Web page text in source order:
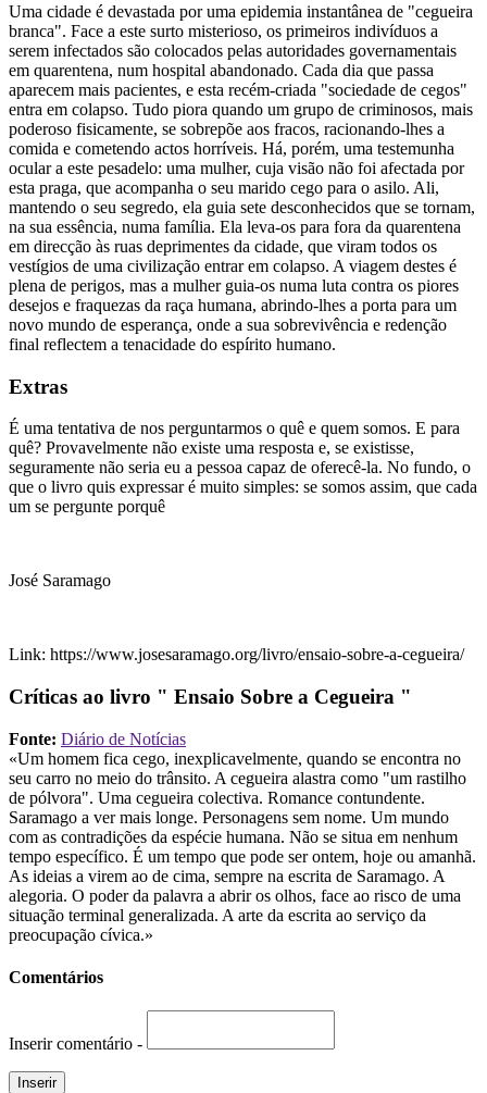
Uma cidade é devastada por uma epidemia instantânea de "cegueira
branca". Face a este surto misterioso, os primeiros indivíduos a
serem infectados são colocados pelas autoridades governamentais
em quarentena, num hospital abandonado. Cada dia que passa
aparecem mais pacientes, e esta recém-criada "sociedade de cegos"
entra em colapso. Tudo piora quando um grupo de criminosos, mais
poderoso fisicamente, se sobrepõe aos fracos, racionando-lhes a
comida e cometendo actos horríveis. Há, porém, uma testemunha
ocular a este pesadelo: uma mulher, cuja visão não foi afectada por
esta praga, que acompanha o seu marido cego para o asilo. Ali,
mantendo o seu segredo, ela guia sete desconhecidos que se tornam,
na sua essência, numa família. Ela leva-os para fora da quarentena
em direcção às ruas deprimentes da cidade, que viram todos os
vestígios de uma civilização entrar em colapso. A viagem destes é
plena de perigos, mas a mulher guia-os numa luta contra os piores
desejos e fraquezas da raça humana, abrindo-lhes a porta para um
novo mundo de esperança, onde a sua sobrevivência e redenção
final reflectem a tenacidade do espírito humano.
Extras
É uma tentativa de nos perguntarmos o quê e quem somos. E para
quê? Provavelmente não existe uma resposta e, se existisse,
seguramente não seria eu a pessoa capaz de oferecê-la. No fundo, o
que o livro quis expressar é muito simples: se somos assim, que cada
um se pergunte porquê
José Saramago
Link: https://www.josesaramago.org/livro/ensaio-sobre-a-cegueira/
Críticas ao livro " Ensaio Sobre a Cegueira "
Fonte: Diário de Notícias
«Um homem fica cego, inexplicavelmente, quando se encontra no
seu carro no meio do trânsito. A cegueira alastra como "um rastilho
de pólvora". Uma cegueira colectiva. Romance contundente.
Saramago a ver mais longe. Personagens sem nome. Um mundo
com as contradições da espécie humana. Não se situa em nenhum
tempo específico. É um tempo que pode ser ontem, hoje ou amanhã.
As ideias a virem ao de cima, sempre na escrita de Saramago. A
alegoria. O poder da palavra a abrir os olhos, face ao risco de uma
situação terminal generalizada. A arte da escrita ao serviço da
preocupação cívica.»
Comentários
Inserir comentário -